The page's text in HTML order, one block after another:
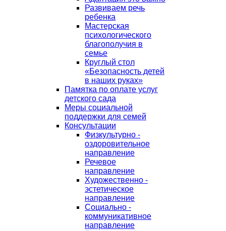
Развиваем речь
ребенка
Мастерская
психологического
благополучия в
семье
Круглый стол
«Безопасность детей
в наших руках»
Памятка по оплате услуг
детского сада
Меры социальной
поддержки для семей
Консультации
Физкультурно -
оздоровительное
направление
Речевое
направление
Художественно -
эстетическое
направление
Социально -
коммуникативное
направление